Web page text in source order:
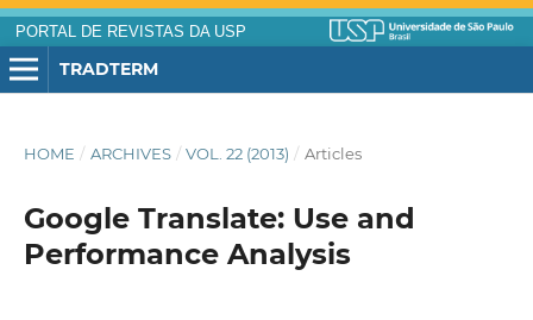
PORTAL DE REVISTAS DA USP
TRADTERM
HOME / ARCHIVES / VOL. 22 (2013) / Articles
Google Translate: Use and
Performance Analysis